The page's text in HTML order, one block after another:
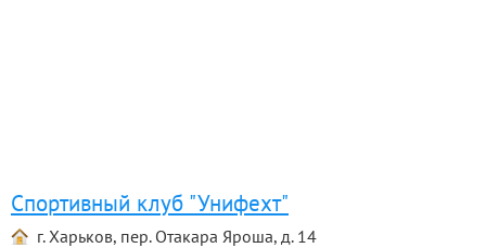
Спортивный клуб "Унифехт"
г. Харьков, пер. Отакара Яроша, д. 14